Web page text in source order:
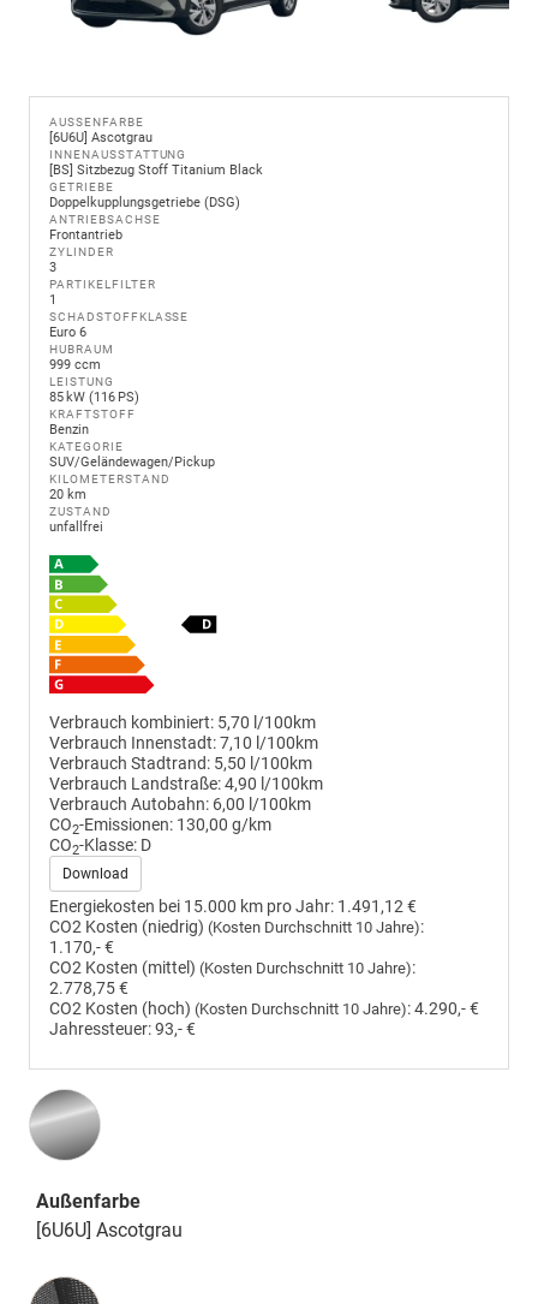
AUSSENFARBE
[6U6U] Ascotgrau
INNENAUSSTATTUNG
[BS] Sitzbezug Stoff Titanium Black
GETRIEBE
Doppelkupplungsgetriebe (DSG)
ANTRIEBSACHSE
Frontantrieb
ZYLINDER
3
PARTIKELFILTER
1
SCHADSTOFFKLASSE
Euro 6
HUBRAUM
999 ccm
LEISTUNG
85 kW (116 PS)
KRAFTSTOFF
Benzin
KATEGORIE
SUV/Geländewagen/Pickup
KILOMETERSTAND
20 km
ZUSTAND
unfallfrei
Verbrauch kombiniert: 5,70 l/100km
Verbrauch Innenstadt:7,10 l/100km
Verbrauch Stadtrand: 5,50 l/100km
Verbrauch Landstraße:4,90 l/100km
Verbrauch Autobahn: 6,00 l/100km
CO2-Emissionen: 130,00 g/km
CO2-Klasse: D
Download
Energiekosten bei 15.000 km pro Jahr: 1.491,12 €
CO2 Kosten (niedrig) (Kosten Durchschnitt 10 Jahre):
1.170,- €
CO2 Kosten (mittel) (Kosten Durchschnitt 10 Jahre):
2.778,75 €
CO2 Kosten (hoch) (Kosten Durchschnitt 10 Jahre):4.290,- €
Jahressteuer:93,- €
Außenfarbe
[6U6U] Ascotgrau
Innenausstattung